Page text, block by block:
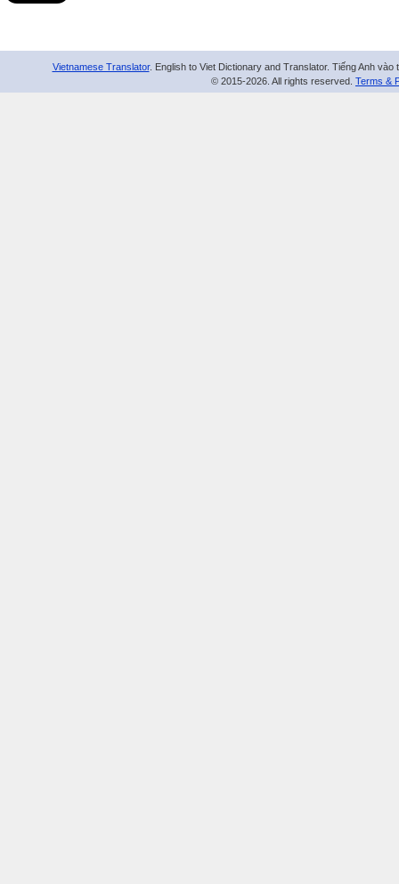
Vietnamese Translator. English to Viet Dictionary and Translator. Tiếng Anh
© 2015-2026. All rights reserved. Terms &